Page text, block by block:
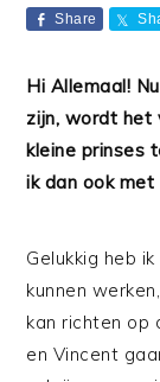
Share
Hi Allemaal!
zijn, wordt het
kleine prinses
ik dan ook
Gelukkig heb
kunnen
kan richten op
en Vincent